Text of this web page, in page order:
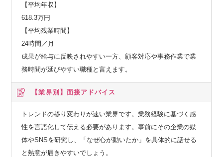
【平均年収】
618.3万円
【平均残業時間】
24時間／月
成果が給与に反映されやすい一方、顧客対応や事務作業で業
務時間が延びやすい職種と言えます。
【業界別】 面接アドバイス
トレンドの移り変わりが速い業界です。業務経験に基づく感
性を言語化して伝える必要があります。事前にその企業の媒
体やSNSを研究し、「なぜ心が動いたか」を具体的に話せる
と熱意が届きやすいでしょう。